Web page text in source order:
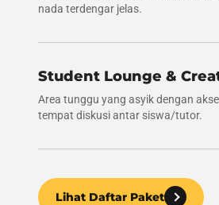
nada terdengar jelas.
Student Lounge &
Area tunggu yang asyik dengan
tempat diskusi antar siswa/tutor.
Lihat Daftar Paket